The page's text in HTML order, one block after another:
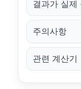
결과가 실제
주의사항
관련 계산기